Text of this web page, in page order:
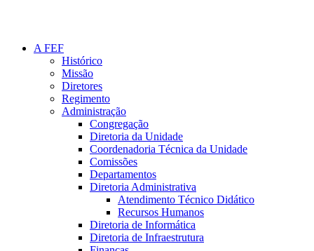
A FEF
Histórico
Missão
Diretores
Regimento
Administração
Congregação
Diretoria da Unidade
Coordenadoria Técnica da Unidade
Comissões
Departamentos
Diretoria Administrativa
Atendimento Técnico Didático
Recursos Humanos
Diretoria de Informática
Diretoria de Infraestrutura